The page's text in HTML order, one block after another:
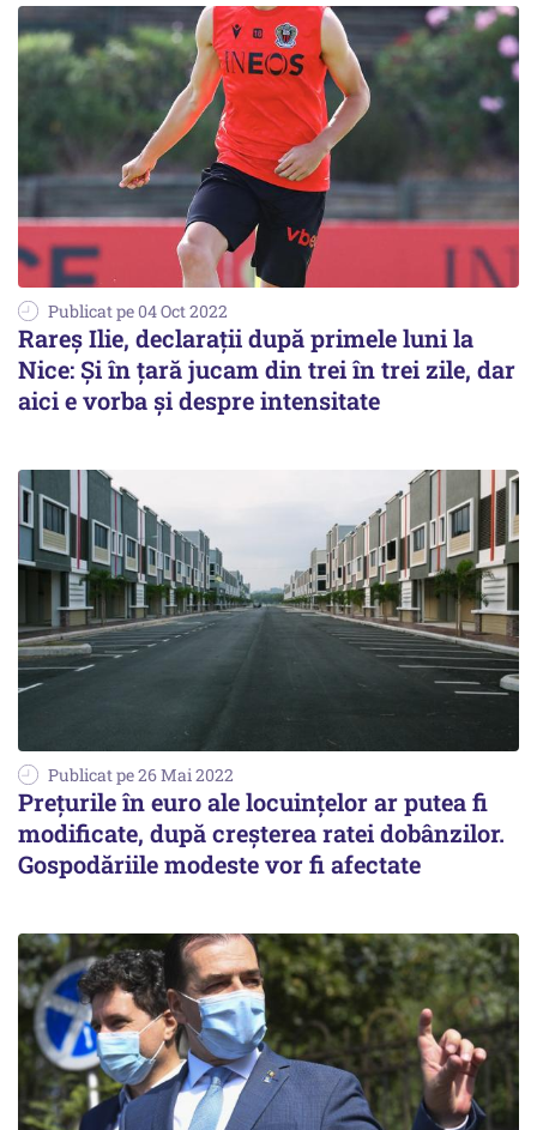
Publicat pe 04 Oct 2022
Rareş Ilie, declaraţii după primele luni la
Nice: Şi în ţară jucam din trei în trei zile, dar
aici e vorba şi despre intensitate
Publicat pe 26 Mai 2022
Prețurile în euro ale locuințelor ar putea fi
modificate, după creșterea ratei dobânzilor.
Gospodăriile modeste vor fi afectate